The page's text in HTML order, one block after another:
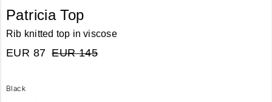
Patricia Top
Rib knitted top in viscose
EUR 87 EUR 145
Black